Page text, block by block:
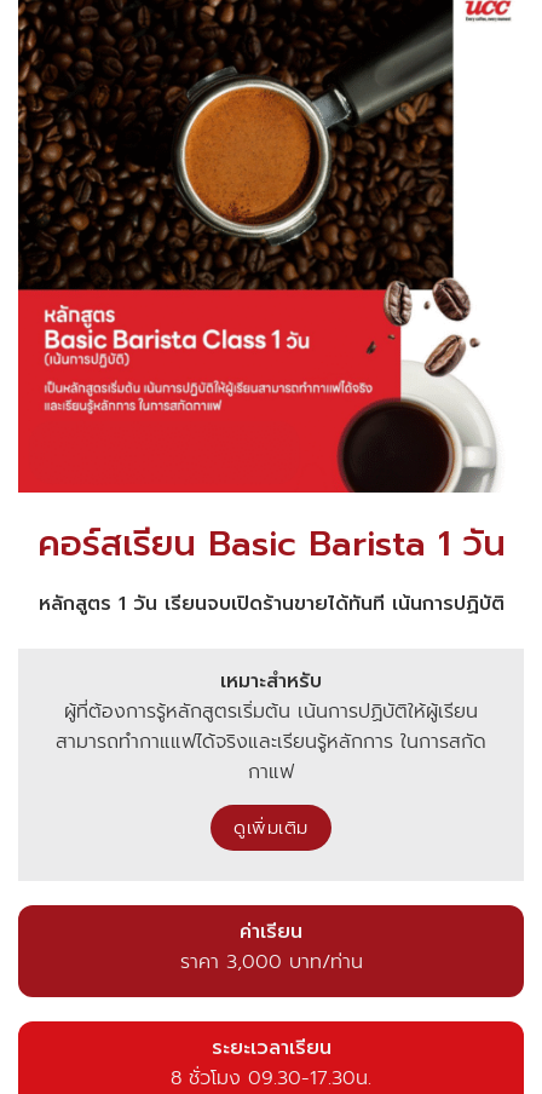
คอร์สเรียน Basic Barista 1 วัน
หลักสูตร 1 วัน เรียนจบเปิดร้านขายได้ทันที เน้นการปฏิบัติ
เหมาะสำหรับ
ผู้ที่ต้องการรู้หลักสูตรเริ่มต้น เน้นการปฏิบัติให้ผู้เรียน
สามารถทำกาแแฟได้จริงและเรียนรู้หลักการ ในการสกัด
กาแฟ
ดูเพิ่มเติม
ค่าเรียน
ราคา 3,000 บาท/ท่าน
ระยะเวลาเรียน
8 ชั่วโมง 09.30-17.30น.